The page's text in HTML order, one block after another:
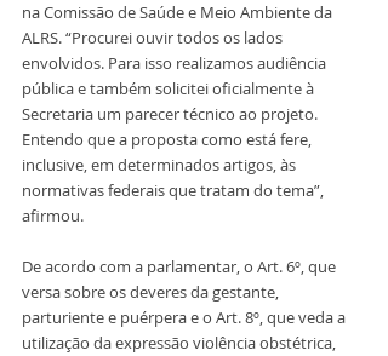
na Comissão de Saúde e Meio Ambiente da
ALRS. “Procurei ouvir todos os lados
envolvidos. Para isso realizamos audiência
pública e também solicitei oficialmente à
Secretaria um parecer técnico ao projeto.
Entendo que a proposta como está fere,
inclusive, em determinados artigos, às
normativas federais que tratam do tema”,
afirmou.
De acordo com a parlamentar, o Art. 6º, que
versa sobre os deveres da gestante,
parturiente e puérpera e o Art. 8º, que veda a
utilização da expressão violência obstétrica,